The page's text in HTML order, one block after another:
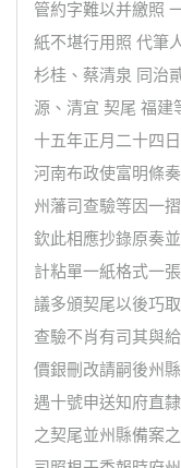
管約字難以并繳照
紙不堪行用照 代筆
杉桂、蔡清泉 同治
源、清宜 契尾 福建
十五年正月二十四
河南布政使富明條
州藩司查驗等因一
欽此相應抄錄原奏
計粘單一紙格式一
議多頒契尾以後巧
查驗不肖有司其與
價銀刪改請嗣後州
遇十號申送知府直
之契尾並州縣備案